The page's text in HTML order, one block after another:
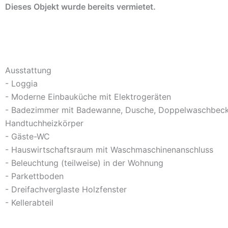
Dieses Objekt wurde bereits vermietet.
Ausstattung
- Loggia
- Moderne Einbauküche mit Elektrogeräten
- Badezimmer mit Badewanne, Dusche,
Handtuchheizkörper
- Gäste-WC
- Hauswirtschaftsraum mit Waschmaschinenanschluss
- Beleuchtung (teilweise) in der Wohnung
- Parkettboden
- Dreifachverglaste Holzfenster
- Kellerabteil